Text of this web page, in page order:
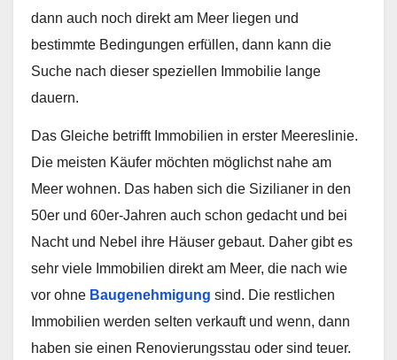
dann auch noch direkt am Meer liegen und
bestimmte Bedingungen erfüllen, dann kann die
Suche nach dieser speziellen Immobilie lange
dauern.
Das Gleiche betrifft Immobilien in erster Meereslinie.
Die meisten Käufer möchten möglichst nahe am
Meer wohnen. Das haben sich die Sizilianer in den
50er und 60er-Jahren auch schon gedacht und bei
Nacht und Nebel ihre Häuser gebaut. Daher gibt es
sehr viele Immobilien direkt am Meer, die nach wie
vor ohne Baugenehmigung sind. Die restlichen
Immobilien werden selten verkauft und wenn, dann
haben sie einen Renovierungsstau oder sind teuer.